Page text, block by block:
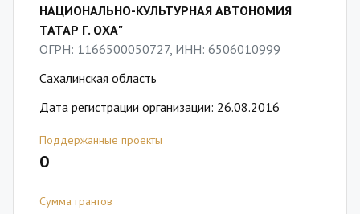
НАЦИОНАЛЬНО-КУЛЬТУРНАЯ АВТОНОМИЯ
ТАТАР Г. ОХА"
ОГРН: 1166500050727, ИНН: 6506010999
Сахалинская область
Дата регистрации организации: 26.08.2016
Поддержанные проекты
0
Сумма грантов